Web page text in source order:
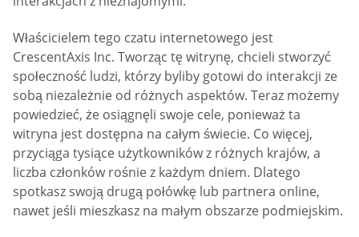
Właścicielem tego czatu internetowego jest
CrescentAxis Inc. Tworząc tę witrynę, chcieli stworzyć
społeczność ludzi, którzy byliby gotowi do interakcji ze
sobą niezależnie od różnych aspektów. Teraz możemy
powiedzieć, że osiągnęli swoje cele, ponieważ ta
witryna jest dostępna na całym świecie. Co więcej,
przyciąga tysiące użytkowników z różnych krajów, a
liczba członków rośnie z każdym dniem. Dlatego
spotkasz swoją drugą połówkę lub partnera online,
nawet jeśli mieszkasz na małym obszarze podmiejskim.